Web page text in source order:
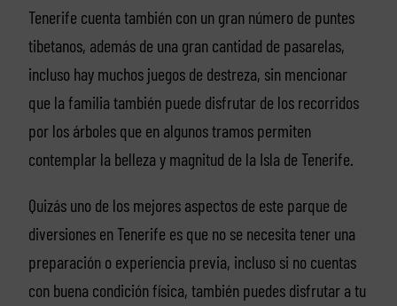
Tenerife cuenta también con un gran número de puntes
tibetanos, además de una gran cantidad de pasarelas,
incluso hay muchos juegos de destreza, sin mencionar
que la familia también puede disfrutar de los recorridos
por los árboles que en algunos tramos permiten
contemplar la belleza y magnitud de la Isla de Tenerife.
Quizás uno de los mejores aspectos de este parque de
diversiones en Tenerife es que no se necesita tener una
preparación o experiencia previa, incluso si no cuentas
con buena condición física, también puedes disfrutar a tu